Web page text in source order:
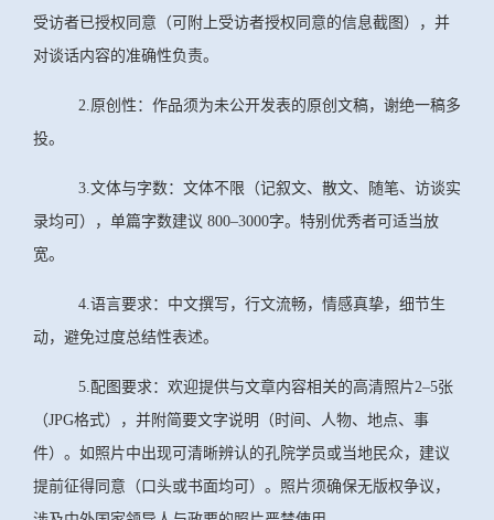
受访者已授权同意（可附上受访者授权同意的信息截图）
，并
对谈话内容的准确性负责。
2.原创性：作品须为未公开发表的原创文稿，谢绝一稿多
投。
3.文体与字数：文体不限（记叙文、散文、随笔、访谈实
录均可），单篇字数建议 800–3000字。特别优秀者可适当放
宽。
4.语言要求：中文撰写，行文流畅，情感真挚，细节生
动，避免过度总结性表述。
5.配图要求：欢迎提供与文章内容相关的高清照片2–5张
（JPG格式），并附简要文字说明（时间、人物、地点、事
件）。如照片中出现可清晰辨认的孔院学员或当地民众，建议
提前征得同意（口头或书面均可）。照片须确保无版权争议，